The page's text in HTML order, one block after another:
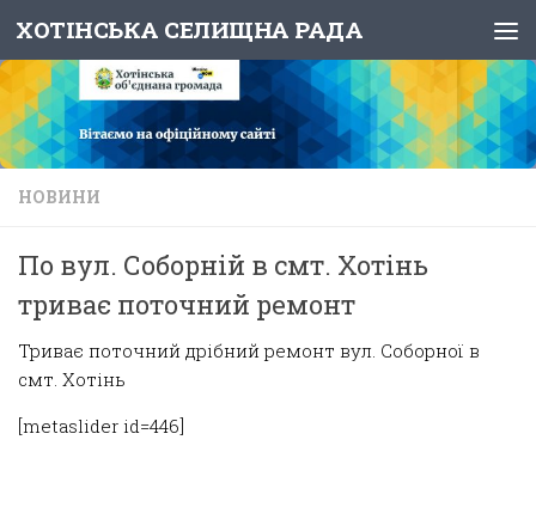
Skip to content
ХОТІНСЬКА СЕЛИЩНА РАДА
НОВИНИ
По вул. Соборній в смт. Хотінь
триває поточний ремонт
Триває поточний дрібний ремонт вул. Соборної в
смт. Хотінь
[metaslider id=446]